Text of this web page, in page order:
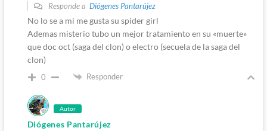
Responde a Diógenes Pantarújez
No lo se a mi me gusta su spider girl
Ademas misterio tubo un mejor tratamiento en su «muerte»
que doc oct (saga del clon) o electro (secuela de la saga del
clon)
0 Responder
Autor
Diógenes Pantarújez